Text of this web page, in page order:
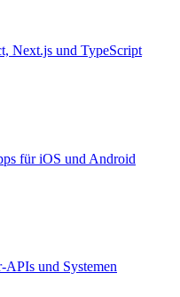
Next.js und TypeScript
für iOS und Android
und Systemen